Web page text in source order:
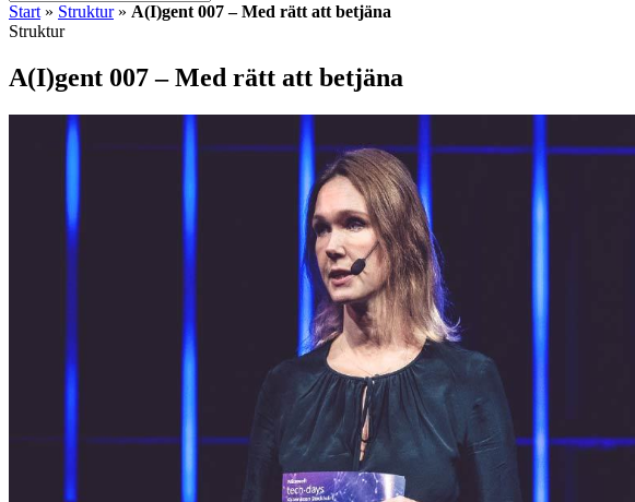
Start » Struktur» A(I)gent 007 – Med rätt att betjäna
Struktur
A(I)gent 007 – Med rätt att betjäna